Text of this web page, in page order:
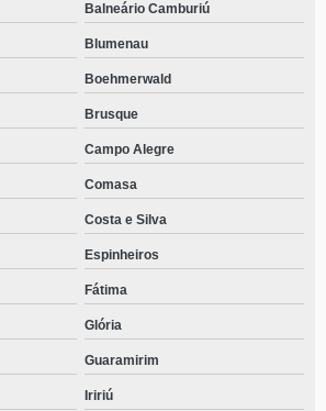
Balneário Camburiú
Blumenau
Boehmerwald
Brusque
Campo Alegre
Comasa
Costa e Silva
Espinheiros
Fátima
Glória
Guaramirim
Iririú